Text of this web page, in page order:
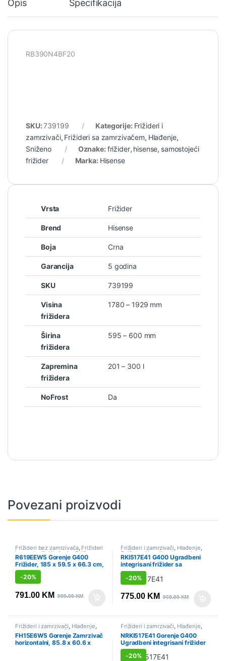
Opis Specifikacija
RB390N4BF20
SKU:739199 Kategorije: Frižideri i
zamrzivači, Frižideri sa zamrzivačem, Hlađenje,
Sniženo
Oznake: frižider, hisense, samostojeći
frižider
Marka: Hisense
Vrsta Frižider
Brend Hisense
Boja Crna
Garancija 5 godina
SKU 739199
Visina
frižidera
1780 – 1929 mm
Širina
frižidera
595 – 600 mm
Zapremina
frižidera
201 – 300 l
NoFrost Da
Povezani proizvodi
Frižideri bez zamrzivača, Frižideri
i zamrzivači, Hlađenje ,Sniženo
R619EEW5 Gorenje G400
Frižider, 185 x 59.5 x 66.3 cm,
Bijela
-20%
791.00 KM 989.00KM
Frižideri i zamrzivači, Hlađenje,
Sniženo, Ugradbeni aparati
Ugradbeni frižideri
RKI517E41 G400 Ugradbeni
integrisani frižider sa
zamrzivačem, 176.9 x 54 x 55
cm, Klizna baglama
-20%
775.00 KM 969.00KM
Frižideri i zamrzivači, Hlađenje,
Sniženo,Zamrzivači - horizontalni
FH15E6W5 Gorenje Zamrzivač
horizontalni, 85.8 x 60.6 x
Frižideri i zamrzivači, Hlađenje,
Sniženo,Ugradbeni aparati
Ugradbeni frižideri
NRKI517E41 Gorenje G400
Ugradbeni integrisani frižider
sa zamrzivačem, 177.2 x 54 x
54.5 cm, Klizna baglama
-20%